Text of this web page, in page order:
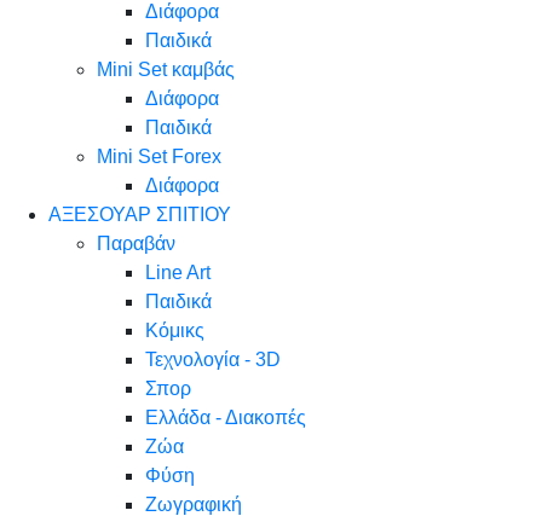
Διάφορα
Παιδικά
Mini Set καμβάς
Διάφορα
Παιδικά
Mini Set Forex
Διάφορα
ΑΞΕΣΟΥΑΡ ΣΠΙΤΙΟΥ
Παραβάν
Line Art
Παιδικά
Κόμικς
Τεχνολογία - 3D
Σπορ
Ελλάδα - Διακοπές
Ζώα
Φύση
Ζωγραφική